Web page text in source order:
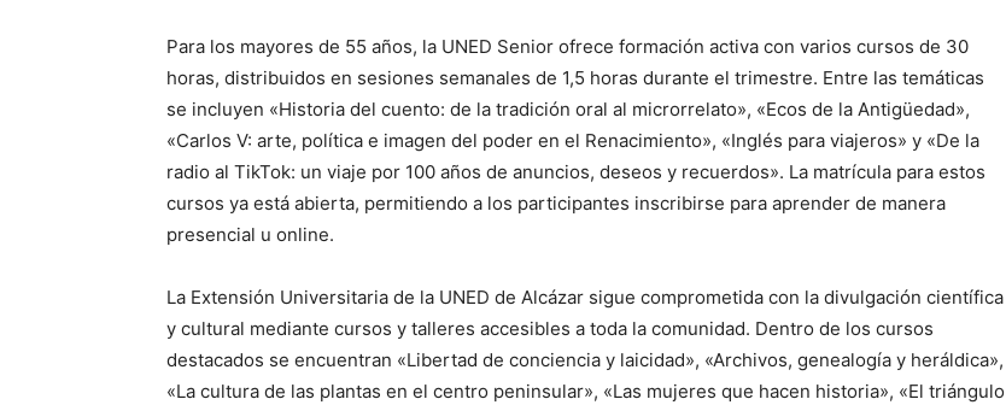
Para los mayores de 55 años, la UNED Senior ofrece formación activa con varios cursos de 30
horas, distribuidos en sesiones semanales de 1,5 horas durante el trimestre. Entre las temáticas
se incluyen «Historia del cuento: de la tradición oral al microrrelato», «Ecos de la Antigüedad»,
«Carlos V: arte, política e imagen del poder en el Renacimiento», «Inglés para viajeros» y «De la
radio al TikTok: un viaje por 100 años de anuncios, deseos y recuerdos». La matrícula para estos
cursos ya está abierta, permitiendo a los participantes inscribirse para aprender de manera
presencial u online.
La Extensión Universitaria de la UNED de Alcázar sigue comprometida con la divulgación científica
y cultural mediante cursos y talleres accesibles a toda la comunidad. Dentro de los cursos
destacados se encuentran «Libertad de conciencia y laicidad», «Archivos, genealogía y heráldica»,
«La cultura de las plantas en el centro peninsular», «Las mujeres que hacen historia», «El triángulo